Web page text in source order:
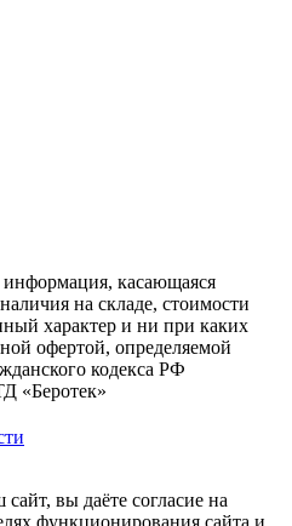
информация, касающаяся
на складе, стоимости
характер и ни при каких
офертой, определяемой
кодекса РФ
«Беротек»
вы даёте согласие на
функционирования сайта и